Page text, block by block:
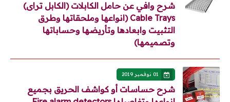
شرح وافي عن حامل الكابلات (الكابل تراى)
Cable Trays (انواعها وملحقاتها وطرق
التثبيت وابعادها وتأريضها وحساباتها
وتصميمها)
01 نوفمبر 2019
شرح حساسات أو كواشف الحريق بجميع